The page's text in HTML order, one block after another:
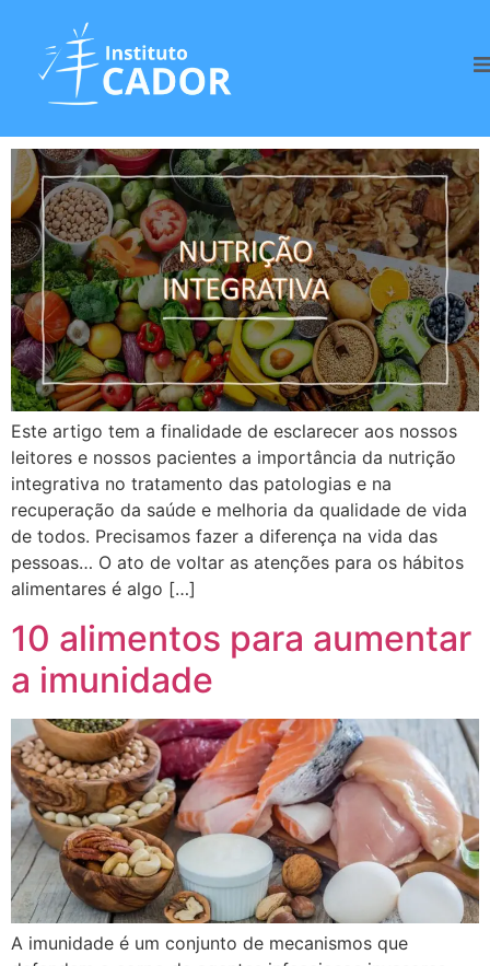
Tag:Nutrição
Nutrição integrativa
Este artigo tem a finalidade de esclarecer aos nossos
leitores e nossos pacientes a importância da nutrição
integrativa no tratamento das patologias e na
recuperação da saúde e melhoria da qualidade de vida
de todos. Precisamos fazer a diferença na vida das
pessoas… O ato de voltar as atenções para os hábitos
alimentares é algo […]
10 alimentos para aumentar
a imunidade
A imunidade é um conjunto de mecanismos que